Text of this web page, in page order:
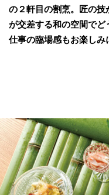
の２軒目の割烹。匠の
が交差する和の空間で
仕事の臨場感もお楽しみ